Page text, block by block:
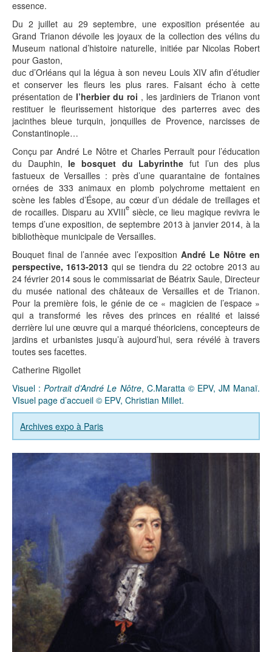
essence.
Du 2 juillet au 29 septembre, une exposition présentée au
Grand Trianon dévoile les joyaux de la collection des vélins du
Museum national d’histoire naturelle, initiée par Nicolas Robert
pour Gaston,
duc d’Orléans qui la légua à son neveu Louis XIV afin d’étudier
et conserver les fleurs les plus rares. Faisant écho à cette
présentation de l’herbier du roi , les jardiniers de Trianon vont
restituer le fleurissement historique des parterres avec des
jacinthes bleue turquin, jonquilles de Provence, narcisses de
Constantinople…
Conçu par André Le Nôtre et Charles Perrault pour l’éducation
du Dauphin, le bosquet du Labyrinthe fut l’un des plus
fastueux de Versailles : près d’une quarantaine de fontaines
ornées de 333 animaux en plomb polychrome mettaient en
scène les fables d’Ésope, au cœur d’un dédale de treillages et
de rocailles. Disparu au XVIIIesiècle, ce lieu magique revivra le
temps d’une exposition, de septembre 2013 à janvier 2014, à la
bibliothèque municipale de Versailles.
Bouquet final de l’année avec l’exposition André Le Nôtre en
perspective, 1613-2013 qui se tiendra du 22 octobre 2013 au
24 février 2014 sous le commissariat de Béatrix Saule, Directeur
du musée national des châteaux de Versailles et de Trianon.
Pour la première fois, le génie de ce « magicien de l’espace »
qui a transformé les rêves des princes en réalité et laissé
derrière lui une œuvre qui a marqué théoriciens, concepteurs de
jardins et urbanistes jusqu’à aujourd’hui, sera révélé à travers
toutes ses facettes.
Catherine Rigollet
Visuel :Portrait d’André Le Nôtre, C.Maratta © EPV, JM Manaï.
VIsuel page d’accueil © EPV, Christian Millet.
Archives expo à Paris